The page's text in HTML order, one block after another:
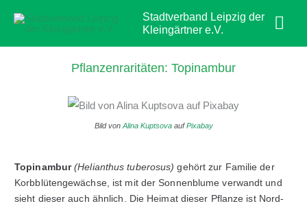
Inhalt
springen
Stadtverband Leipzig der
Kleingärtner e.V.
Pflanzenraritäten: Topinambur
Bild von Alina KuptsovaaufPixabay
Topinambur (Helianthus tuberosus) gehört zur Familie der
Korbblütengewächse, ist mit der Sonnenblume verwandt und
sieht dieser auch ähnlich. Die Heimat dieser Pflanze ist Nord-